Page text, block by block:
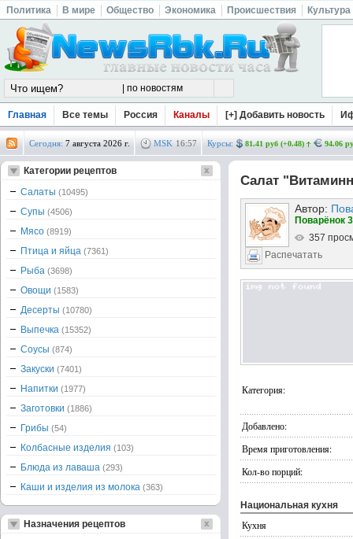
Политика В мире Общество Экономика Происшествия Культура
Главная Все темы Россия Каналы [+] Добавить новость
Сегодня: 7 августа 2026 г. MSK 16:57 Курсы: 81.41 руб (+0.48) 94.06
Салат
Автор:
Поварёнок
357
Распечатать
Категория:
Добавлено:
Время приготовления:
Кол-во порций:
Национальная кухня
Кухня
Категории рецептов
Салаты (10495)
Супы (4506)
Мясо (8919)
Птица и яйца (7361)
Рыба (3698)
Овощи (1583)
Десерты (10780)
Выпечка (15352)
Соусы (874)
Закуски (7401)
Напитки (1977)
Заготовки (1886)
Грибы (54)
Колбасные изделия (103)
Блюда из лаваша (293)
Каши и изделия из молока (363)
Назначения рецептов